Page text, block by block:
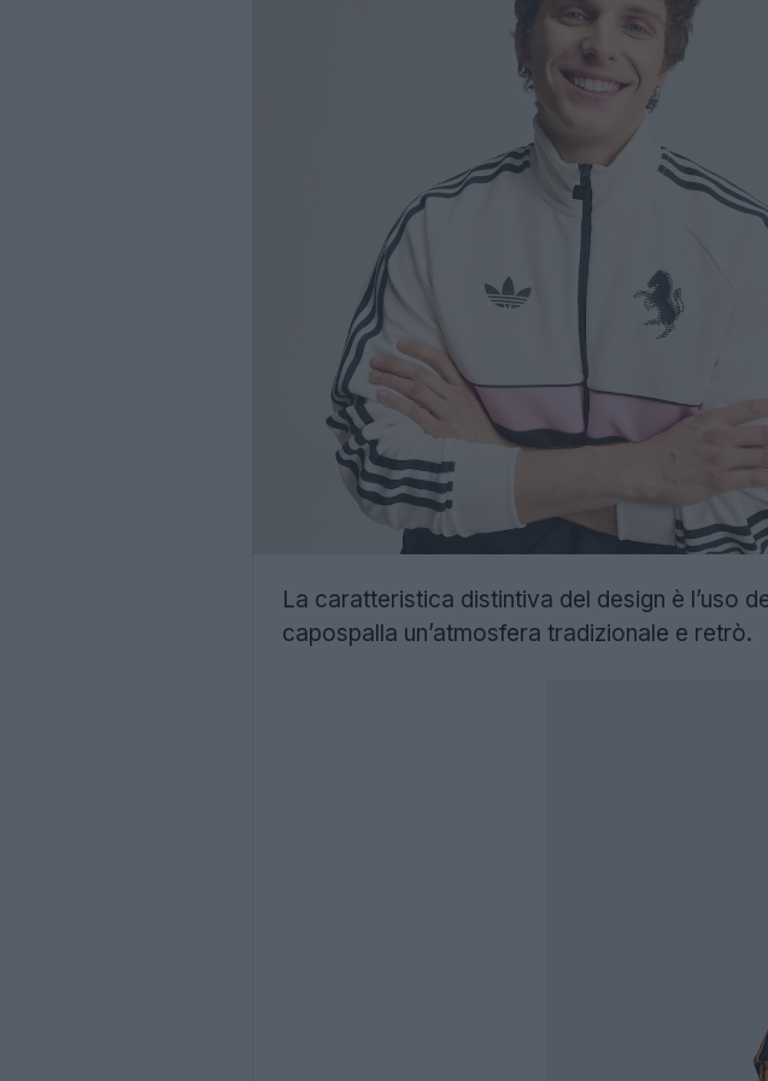
La caratteristica distintiva del design è l’uso
capospalla un’atmosfera tradizionale e retrò.